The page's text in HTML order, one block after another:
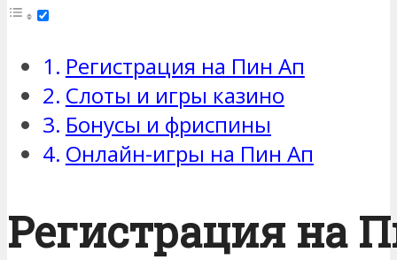
Регистрация на Пин Ап
Слоты и игры казино
Бонусы и фриспины
Онлайн-игры на Пин Ап
Регистрация на